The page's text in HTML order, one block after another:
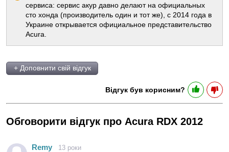
сервиса: сервис акур давно делают на официальных
сто хонда (производитель один и тот же), с 2014 года в
Украине открывается официальное представительство
Acura.
+ Доповнити свій відгук
Відгук був корисним?
Обговорити відгук про Acura RDX 2012
Remy 13 роки